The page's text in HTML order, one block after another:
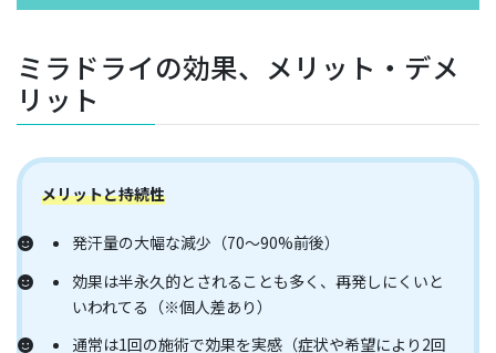
ミラドライの効果、メリット・デメ
リット
メリットと持続性
発汗量の大幅な減少（70～90%前後）
効果は半永久的とされることも多く、再発しにくいと
いわれてる（※個人差あり）
通常は1回の施術で効果を実感（症状や希望により2回